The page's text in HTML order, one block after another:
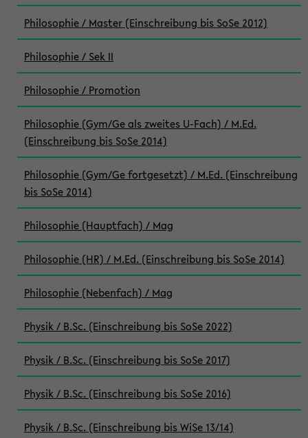
Philosophie / Master (Einschreibung bis SoSe 2012)
Philosophie / Sek II
Philosophie / Promotion
Philosophie (Gym/Ge als zweites U-Fach) / M.Ed.
(Einschreibung bis SoSe 2014)
Philosophie (Gym/Ge fortgesetzt) / M.Ed. (Einschreibung
bis SoSe 2014)
Philosophie (Hauptfach) / Mag
Philosophie (HR) / M.Ed. (Einschreibung bis SoSe 2014)
Philosophie (Nebenfach) / Mag
Physik / B.Sc. (Einschreibung bis SoSe 2022)
Physik / B.Sc. (Einschreibung bis SoSe 2017)
Physik / B.Sc. (Einschreibung bis SoSe 2016)
Physik / B.Sc. (Einschreibung bis WiSe 13/14)